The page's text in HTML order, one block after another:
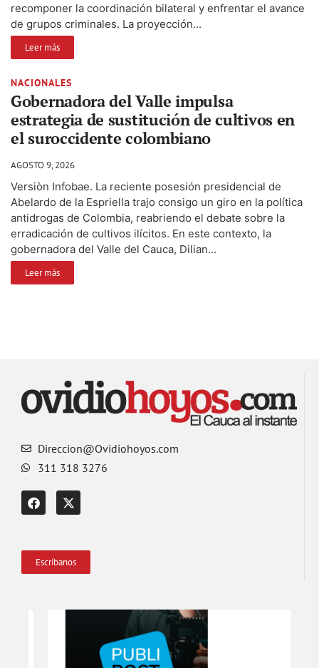
recomponer la coordinación bilateral y enfrentar el avance
de grupos criminales. La proyección...
Leer más
NACIONALES
Gobernadora del Valle impulsa
estrategia de sustitución de cultivos en
el suroccidente colombiano
AGOSTO 9, 2026
Versiòn Infobae. La reciente posesión presidencial de
Abelardo de la Espriella trajo consigo un giro en la política
antidrogas de Colombia, reabriendo el debate sobre la
erradicación de cultivos ilícitos. En este contexto, la
gobernadora del Valle del Cauca, Dilian...
Leer más
Direccion@Ovidiohoyos.com
311 318 3276
Escríbanos